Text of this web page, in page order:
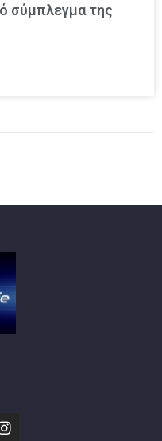
σύμπλεγμα της